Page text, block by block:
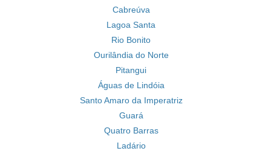
Cabreúva
Lagoa Santa
Rio Bonito
Ourilândia do Norte
Pitangui
Águas de Lindóia
Santo Amaro da Imperatriz
Guará
Quatro Barras
Ladário